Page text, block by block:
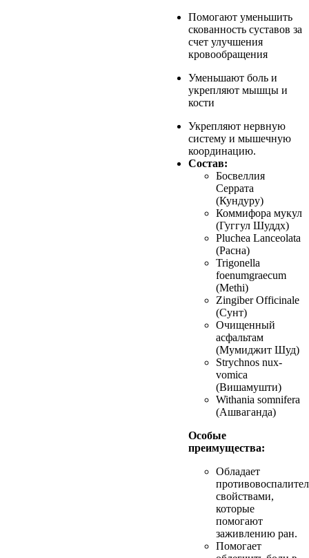
Помогают уменьшить
скованность суставов за
счет улучшения
кровообращения
Уменьшают боль и
укрепляют мышцы и
кости
Укрепляют нервную
систему и мышечную
координацию.
Состав:
Босвеллия
Серрата
(Кундуру)
Коммифора мукул
(Гуггул Шуддх)
Pluchea Lanceolata
(Расна)
Trigonella
foenumgraecum
(Methi)
Zingiber Officinale
(Сунт)
Очищенный
асфальтам
(Мумиджит Шуд)
Strychnos nux-
vomica
(Вишамушти)
Withania somnifera
(Ашваганда)
Особые
преимущества:
Обладает
свойствами,
которые
помогают
заживлению ран.
Помогает